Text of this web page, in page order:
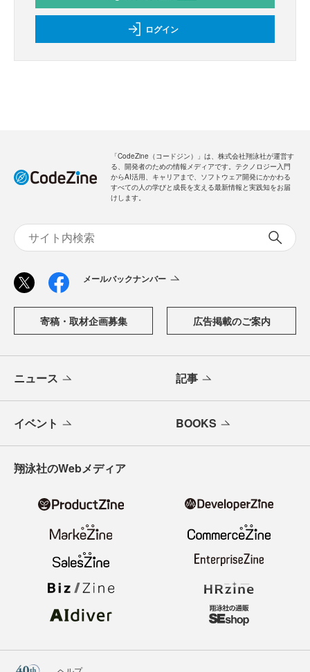
新規会員登録 無料
ログイン
からAI活用、キャリアまで、ソフトウェア開発にかかわる
すべての人の学びと成長を支える最新情報と実践知をお届
ニュース 記事
イベント BOOKS